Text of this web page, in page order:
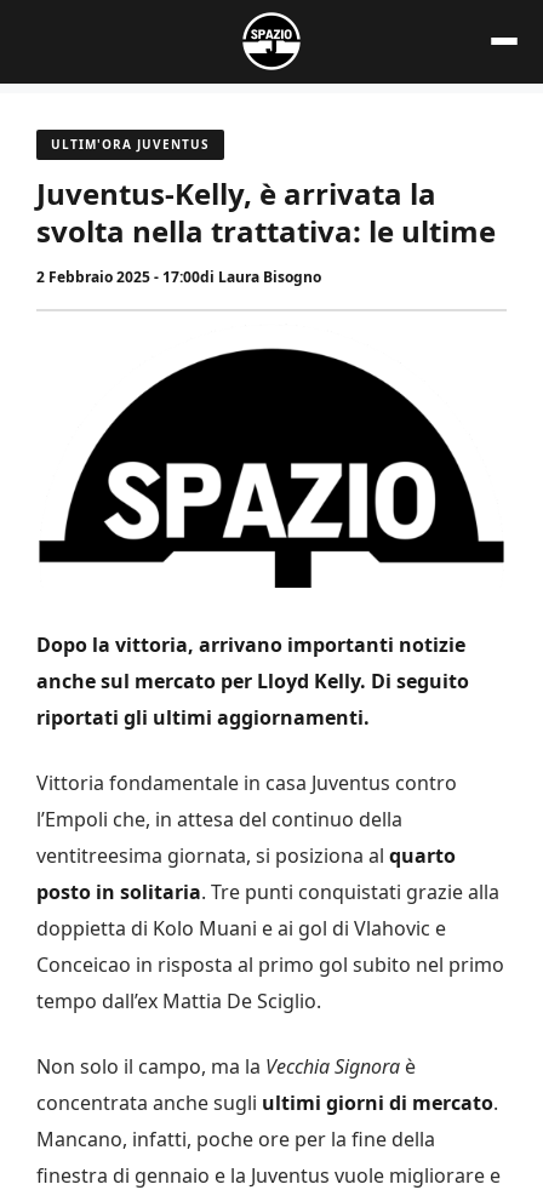
contenuto
ULTIM'ORA JUVENTUS
Juventus-Kelly, è arrivata la
svolta nella trattativa: le ultime
2 Febbraio 2025 - 17:00di Laura Bisogno
Dopo la vittoria, arrivano importanti notizie
anche sul mercato per Lloyd Kelly. Di seguito
riportati gli ultimi aggiornamenti.
Vittoria fondamentale in casa Juventus contro
l’Empoli che, in attesa del continuo della
ventitreesima giornata, si posiziona al quarto
posto in solitaria. Tre punti conquistati grazie alla
doppietta di Kolo Muani e ai gol di Vlahovic e
Conceicao in risposta al primo gol subito nel primo
tempo dall’ex Mattia De Sciglio.
Non solo il campo, ma la Vecchia Signora è
concentrata anche sugli ultimi giorni di mercato.
Mancano, infatti, poche ore per la fine della
finestra di gennaio e la Juventus vuole migliorare e